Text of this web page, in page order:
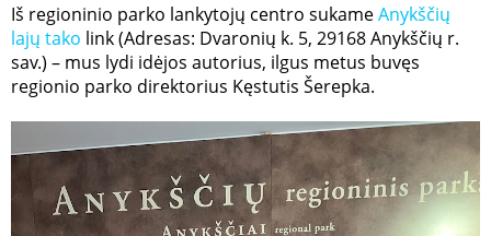
Iš regioninio parko lankytojų centro sukameAnykščių
lajų tako link (Adresas: Dvaronių k. 5, 29168 Anykščių r.
sav.) – mus lydi idėjos autorius, ilgus metus buvęs
regionio parko direktorius Kęstutis Šerepka.